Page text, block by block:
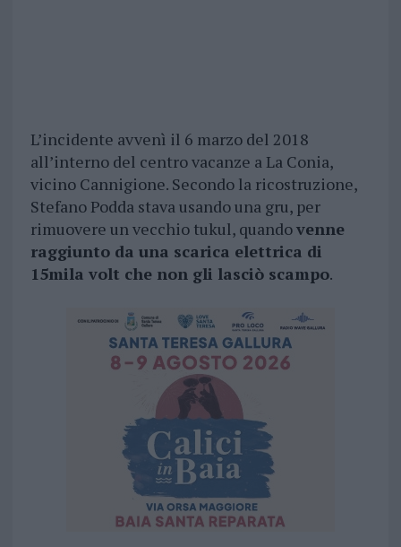
L’incidente avvenì il 6 marzo del 2018
all’interno del centro vacanze a La Conia,
vicino Cannigione. Secondo la ricostruzione,
Stefano Podda stava usando una gru, per
rimuovere un vecchio tukul, quandovenne
raggiunto da una scarica elettrica di
15mila volt che non gli lasciò scampo.